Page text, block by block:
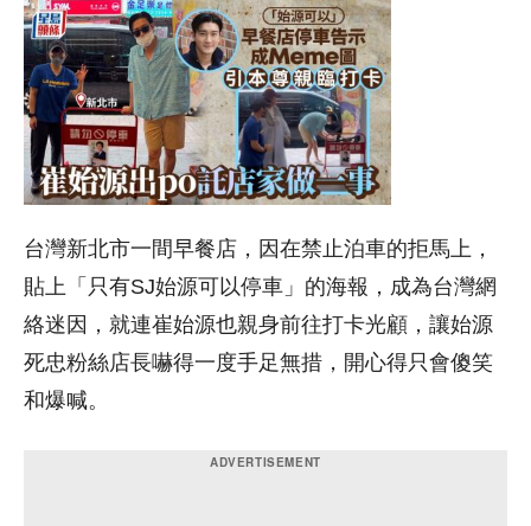
台灣新北市一間早餐店，因在禁止泊車的拒馬上，
貼上「只有SJ始源可以停車」的海報，成為台灣網
絡迷因，就連崔始源也親身前往打卡光顧，讓始源
死忠粉絲店長嚇得一度手足無措，開心得只會傻笑
和爆喊。